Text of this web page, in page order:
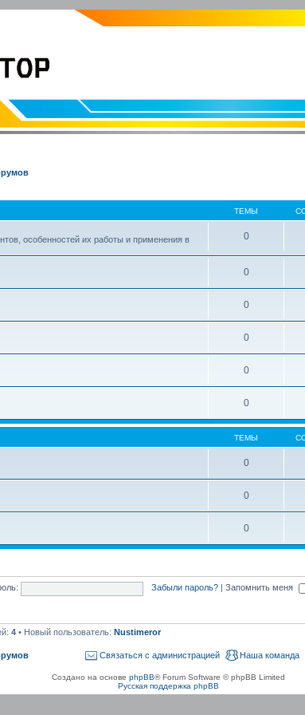
ТЕМЫ
особенностей их работы и применения в
0
0
0
0
0
0
ТЕМЫ
0
0
0
Забыли пароль? Запомнить меня
4 • Новый пользователь: Nustimeror
Наша команда
Связаться с администрацией
Создано на основе phpBB® Forum Software © phpBB Limited
Русская поддержка phpBB